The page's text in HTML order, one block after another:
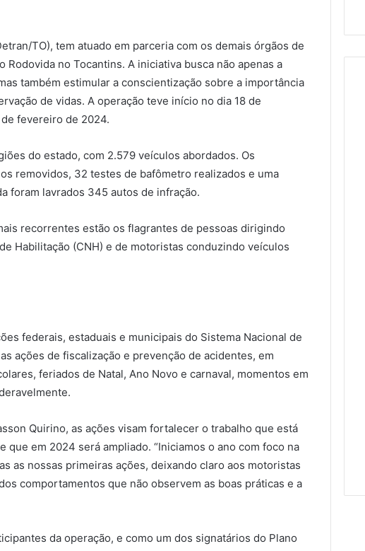
TO), tem atuado em parceria com os demais órgãos de
Rodovida no Tocantins. A iniciativa busca não apenas a
também estimular a conscientização sobre a importância
de vidas. A operação teve início no dia 18 de
fevereiro de 2024.
do estado, com 2.579 veículos abordados. Os
removidos, 32 testes de bafômetro realizados e uma
foram lavrados 345 autos de infração.
recorrentes estão os flagrantes de pessoas dirigindo
Habilitação (CNH) e de motoristas conduzindo veículos
federais, estaduais e municipais do Sistema Nacional de
ações de fiscalização e prevenção de acidentes, em
feriados de Natal, Ano Novo e carnaval, momentos em
Quirino, as ações visam fortalecer o trabalho que está
que em 2024 será ampliado. “Iniciamos o ano com foco na
as nossas primeiras ações, deixando claro aos motoristas
comportamentos que não observem as boas práticas e a
da operação, e como um dos signatários do Plano